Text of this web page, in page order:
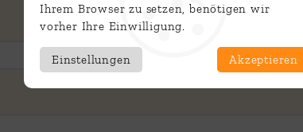
Ihrem Browser zu setzen, benötigen wir
vorher Ihre Einwilligung.
Einstellungen Akzeptieren